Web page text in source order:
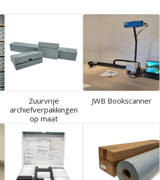
Zuurvrije
archiefverpakkingen
op maat
JWB Bookscanner